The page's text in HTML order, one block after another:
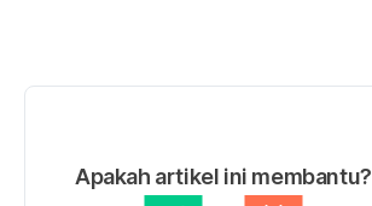
Apakah artikel ini membantu?